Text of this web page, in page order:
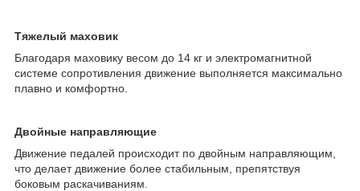
Тяжелый маховик
Благодаря маховику весом до 14 кг и электромагнитной
системе сопротивления движение выполняется максимально
плавно и комфортно.
Двойные направляющие
Движение педалей происходит по двойным направляющим,
что делает движение более стабильным, препятствуя
боковым раскачиваниям.